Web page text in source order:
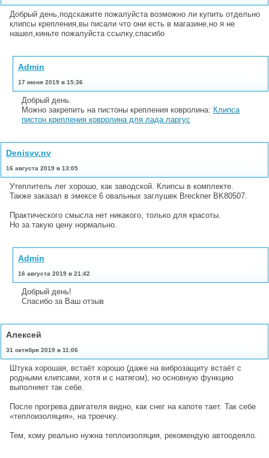
Добрый день,подскажите пожалуйста возможно ли купить отдельно
клипсы крепления,вы писали что они есть в магазине,но я не
нашел,киньте пожалуйста ссылку,спасибо
Admin
17 июня 2019 в 15:36
Добрый день.
Можно закрепить на пистоны крепления ковролина: Клипса
пистон крепления ковролина для лада ларгус
Denisvv.nv
16 августа 2019 в 13:05
Утеплитель лег хорошо, как заводской. Клипсы в комплекте.
Также заказал в эмексе 6 овальных заглушек Breckner BK80507.
Практического смысла нет никакого, только для красоты.
Но за такую цену нормально.
Admin
16 августа 2019 в 21:42
Добрый день!
Спасибо за Ваш отзыв
Алексей
31 октября 2019 в 11:06
Штука хорошая, встаёт хорошо (даже на виброзащиту встаёт с
родными клипсами, хотя и с натягом), но основную функцию
выполняет так себе.
После прогрева двигателя видно, как снег на капоте тает. Так себе
«теплоизоляция», на троечку.
Тем, кому реально нужна теплоизоляция, рекомендую автоодеяло.